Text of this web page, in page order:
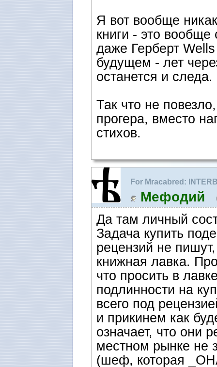
Я вот вообще
книги - это
даже Герберт
будущем - лет
останется и следа.
Так что не
прогера, вместо
стихов.
For Mracabred:
речи.
Мефодий
Да там личный
Задача купить
рецензий не
книжная лавка.
что просить в
подлинности на
всего под
и прикинем как
означает, что они
местном рынке не
(шеф, которая